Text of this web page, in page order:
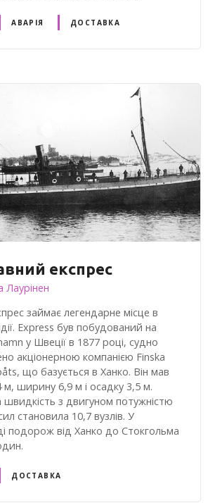
АВАРІЯ ДОСТАВКА
експрес
Лаурінен
займає легендарне місце в
Express був побудований на
у Швеції в 1877 році, судно
акціонерною компанією Finska
що базується в Ханко. Він мав
ширину 6,9 м і осадку 3,5 м.
з двигуном потужністю
становила 10,7 вузлів. У
подорож від Ханко до Стокгольма
ДОСТАВКА